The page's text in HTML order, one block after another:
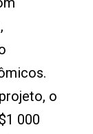
o
000